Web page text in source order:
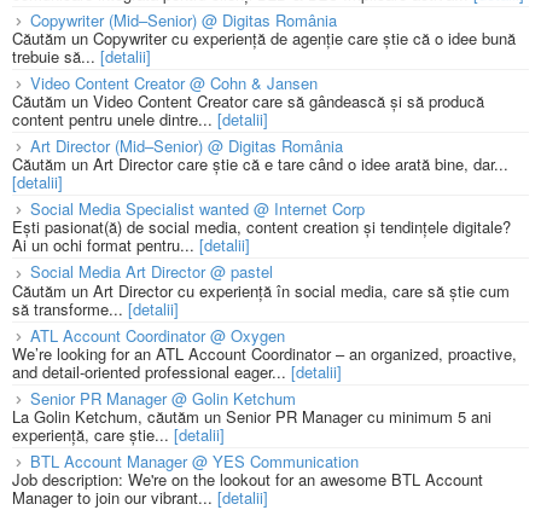
Copywriter (Mid–Senior) @ Digitas România
Căutăm un Copywriter cu experiență de agenție care știe că o idee bună
trebuie să... [detalii]
Video Content Creator @ Cohn & Jansen
Căutăm un Video Content Creator care să gândească și să producă
content pentru unele dintre... [detalii]
Art Director (Mid–Senior) @ Digitas România
Căutăm un Art Director care știe că e tare când o idee arată bine, dar...
[detalii]
Social Media Specialist wanted @ Internet Corp
Ești pasionat(ă) de social media, content creation și tendințele digitale?
Ai un ochi format pentru... [detalii]
Social Media Art Director @ pastel
Căutăm un Art Director cu experiență în social media, care să știe cum
să transforme... [detalii]
ATL Account Coordinator @ Oxygen
We’re looking for an ATL Account Coordinator – an organized, proactive,
and detail-oriented professional eager... [detalii]
Senior PR Manager @ Golin Ketchum
La Golin Ketchum, căutăm un Senior PR Manager cu minimum 5 ani
experiență, care știe... [detalii]
BTL Account Manager @ YES Communication
Job description: We're on the lookout for an awesome BTL Account
Manager to join our vibrant... [detalii]